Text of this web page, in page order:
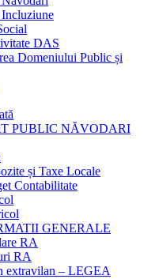
DAS
Domeniului Public și
PUBLIC NĂVODARI
și Taxe Locale
Contabilitate
GENERALE
RA
RA
extravilan – LEGEA